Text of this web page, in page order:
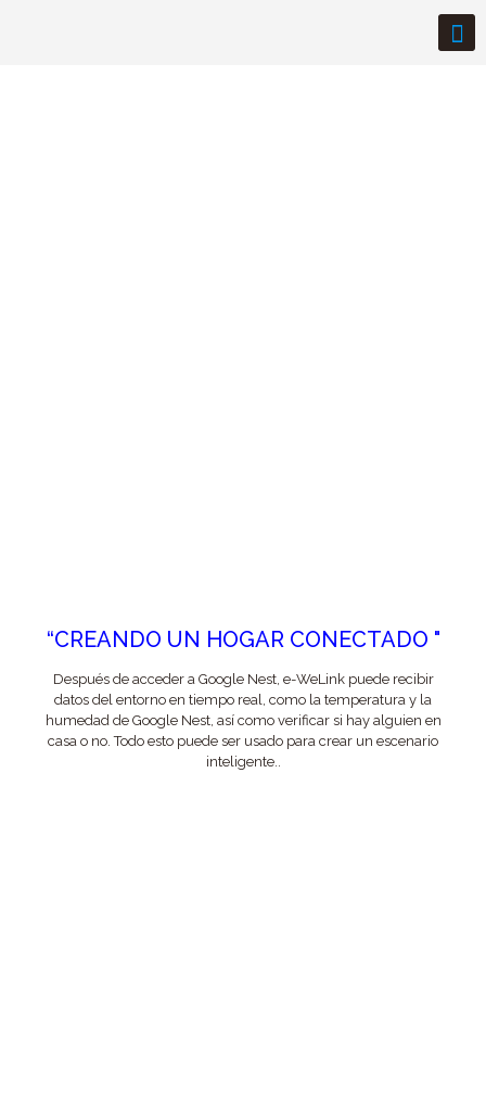
“CREANDO UN HOGAR CONECTADO "
Después de acceder a Google Nest, e-WeLink puede recibir
datos del entorno en tiempo real, como la temperatura y la
humedad de Google Nest, así como verificar si hay alguien en
casa o no. Todo esto puede ser usado para crear un escenario
inteligente..